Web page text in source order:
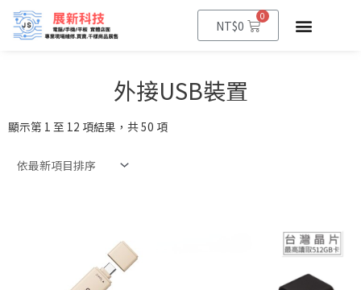
NT$0
0
外接USB裝置
顯示第 1 至 12 項結果，共 50 項